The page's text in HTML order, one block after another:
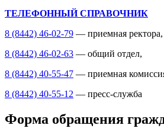
ТЕЛЕФОННЫЙ СПРАВОЧНИК
8 (8442) 46-02-79 — приемная ректора,
8 (8442) 46-02-63 — общий отдел,
8 (8442) 40-55-47 — приемная
8 (8442) 40-55-12 — пресс-служба
Форма обращения